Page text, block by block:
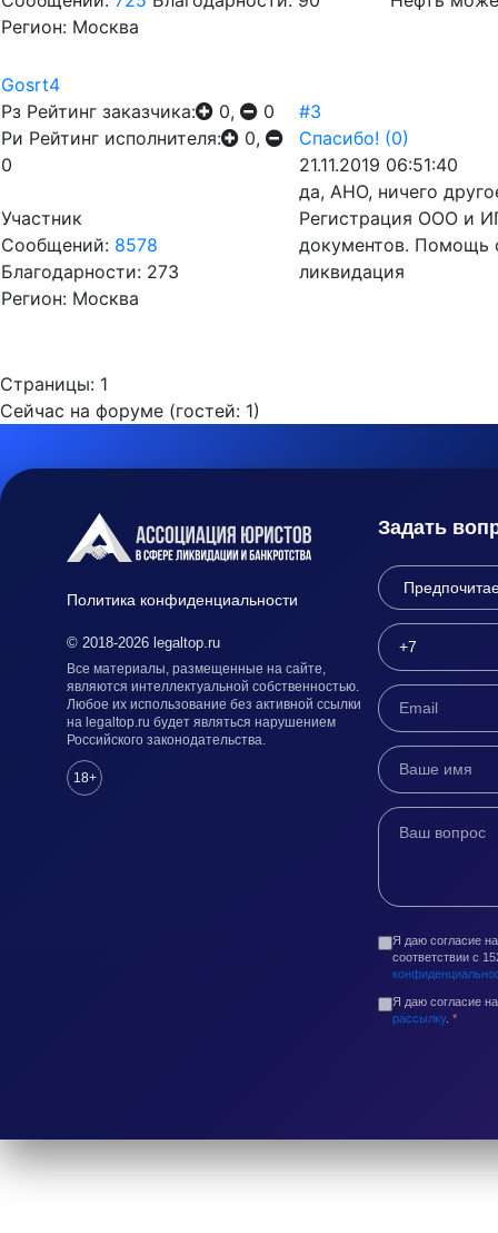
Регион: Москва
Gosrt4
Рз Рейтинг заказчика: 0,
0
Ри Рейтинг исполнителя:
0,
0
Участник
Сообщений: 8578
Благодарности: 273
Регион: Москва
#3
Спасибо! (0)
21.11.2019 06:51:40
да, АНО, ничего
Регистрация ООО и
документов. Помощь
ликвидация
Страницы: 1
Сейчас на форуме (гостей: 1)
Политика конфиденциальности
© 2018-2026 legaltop.ru
Все материалы, размещенные на сайте,
являются интеллектуальной собственностью.
Любое их использование без активной ссылки
на legaltop.ru будет являться нарушением
Российского законодательства.
18+
Задать
Я даю согласие
соответствии с
Я даю согласие
рассылку. *